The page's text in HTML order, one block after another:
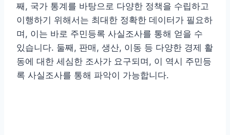
째, 국가 통계를 바탕으로 다양한 정책을 수립하고
이행하기 위해서는 최대한 정확한 데이터가 필요하
며, 이는 바로 주민등록 사실조사를 통해 얻을 수
있습니다. 둘째, 판매, 생산, 이동 등 다양한 경제 활
동에 대한 세심한 조사가 요구되며, 이 역시 주민등
록 사실조사를 통해 파악이 가능합니다.